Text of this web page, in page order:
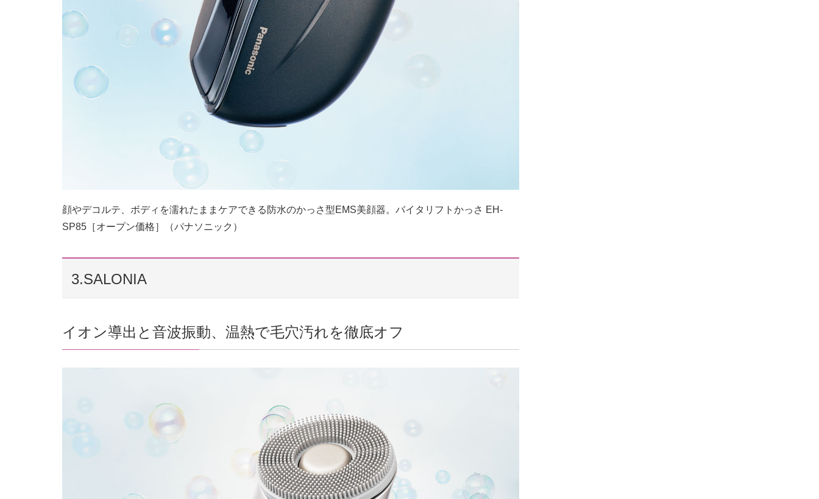
顔やデコルテ、ボディを濡れたままケアできる防水のかっさ型EMS美顔器。バイタリフトかっさ EH-
SP85［オープン価格］（パナソニック）
3.SALONIA
イオン導出と音波振動、温熱で毛穴汚れを徹底オフ